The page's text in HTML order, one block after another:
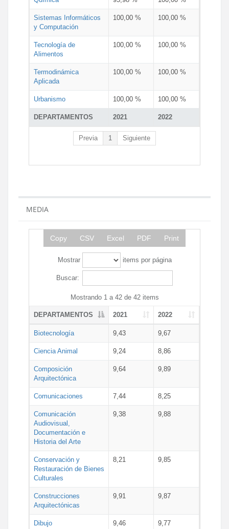
DEPARTAMENTOS 2021 2022
Sistemas Informáticos
y Computación
100,00 % 100,00 %
Tecnología de
Alimentos
100,00 % 100,00 %
Termodinámica
Aplicada
100,00 % 100,00 %
Urbanismo 100,00 % 100,00 %
Previa 1 Siguiente
MEDIA
Copy CSV Excel PDF Print
Mostrar items por página
Buscar:
Mostrando 1 a 42 de 42 items
DEPARTAMENTOS 2021 2022
Biotecnología 9,43 9,67
Ciencia Animal 9,24 8,86
Composición
Arquitectónica
9,64 9,89
Comunicaciones 7,44 8,25
Comunicación
Audiovisual,
Documentación e
Historia del Arte
9,38 9,88
Conservación y
Restauración de Bienes
Culturales
8,21 9,85
Construcciones
Arquitectónicas
9,91 9,87
Dibujo 9,46 9,77